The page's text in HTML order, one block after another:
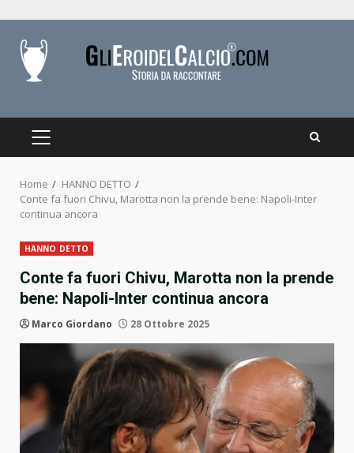
content
PRIMARY
Home
HANNO DETTO
Conte fa fuori Chivu, Marotta non la prende bene: Napoli-Inter
continua ancora
HANNO DETTO
Conte fa fuori Chivu, Marotta non la prende
bene: Napoli-Inter continua ancora
Marco Giordano 28 Ottobre 2025